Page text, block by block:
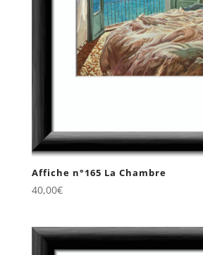
Affiche n°165 La Chambre
40,00€